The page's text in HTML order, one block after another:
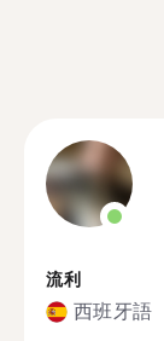
流利
西班牙語